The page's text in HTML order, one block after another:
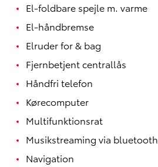
El-foldbare spejle m. varme
El-håndbremse
Elruder for & bag
Fjernbetjent centrallås
Håndfri telefon
Kørecomputer
Multifunktionsrat
Musikstreaming via bluetooth
Navigation